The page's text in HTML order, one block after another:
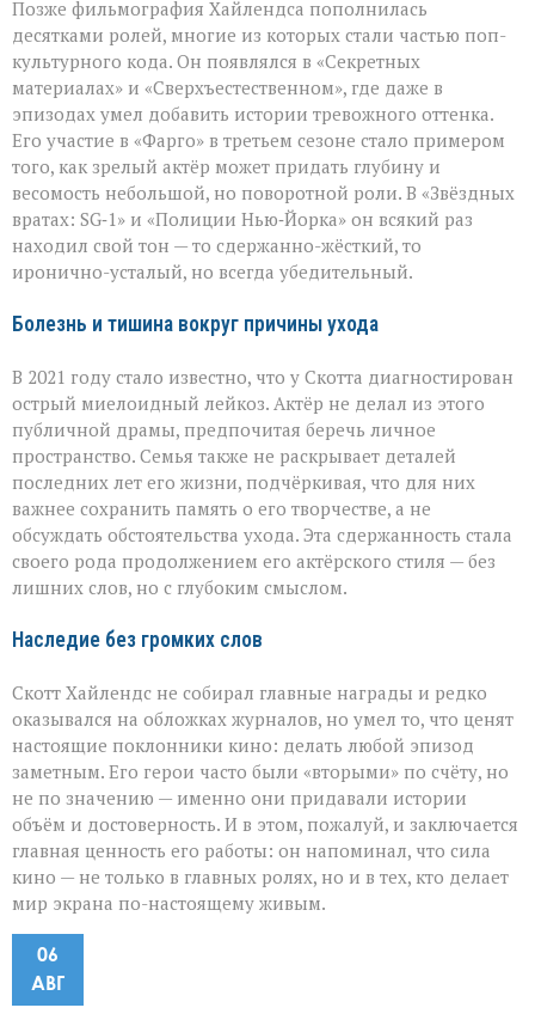
Позже фильмография Хайлендса пополнилась
десятками ролей, многие из которых стали частью поп-
культурного кода. Он появлялся в «Секретных
материалах» и «Сверхъестественном», где даже в
эпизодах умел добавить истории тревожного оттенка.
Его участие в «Фарго» в третьем сезоне стало примером
того, как зрелый актёр может придать глубину и
весомость небольшой, но поворотной роли. В «Звёздных
вратах: SG‑1» и «Полиции Нью‑Йорка» он всякий раз
находил свой тон — то сдержанно-жёсткий, то
иронично-усталый, но всегда убедительный.
Болезнь и тишина вокруг причины ухода
В 2021 году стало известно, что у Скотта диагностирован
острый миелоидный лейкоз. Актёр не делал из этого
публичной драмы, предпочитая беречь личное
пространство. Семья также не раскрывает деталей
последних лет его жизни, подчёркивая, что для них
важнее сохранить память о его творчестве, а не
обсуждать обстоятельства ухода. Эта сдержанность стала
своего рода продолжением его актёрского стиля — без
лишних слов, но с глубоким смыслом.
Наследие без громких слов
Скотт Хайлендс не собирал главные награды и редко
оказывался на обложках журналов, но умел то, что ценят
настоящие поклонники кино: делать любой эпизод
заметным. Его герои часто были «вторыми» по счёту, но
не по значению — именно они придавали истории
объём и достоверность. И в этом, пожалуй, и заключается
главная ценность его работы: он напоминал, что сила
кино — не только в главных ролях, но и в тех, кто делает
мир экрана по-настоящему живым.
06
АВГ